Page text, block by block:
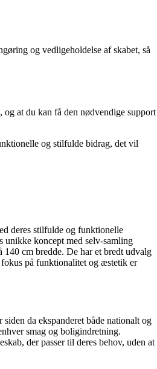
og vedligeholdelse af skabet, så
at du kan få den nødvendige support
og stilfulde bidrag, det vil
deres stilfulde og funktionelle
unikke koncept med selv-samling
cm bredde. De har et bredt udvalg
på funktionalitet og æstetik er
da ekspanderet både nationalt og
smag og boligindretning.
der passer til deres behov, uden at